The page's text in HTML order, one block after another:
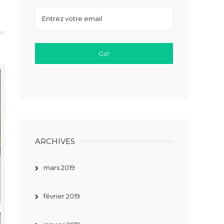
ARCHIVES
mars 2019
février 2019